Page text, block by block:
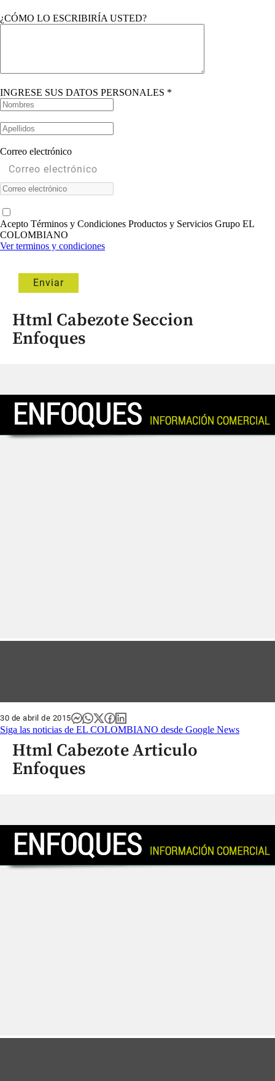
¿CÓMO LO ESCRIBIRÍA USTED?
INGRESE SUS DATOS PERSONALES *
Correo electrónico
Acepto Términos y Condiciones Productos y Servicios Grupo EL
COLOMBIANO
Ver terminos y condiciones
Html Cabezote Seccion
Enfoques
30 de abril de 2015
Siga las noticias de EL COLOMBIANO desde Google News
Html Cabezote Articulo
Enfoques